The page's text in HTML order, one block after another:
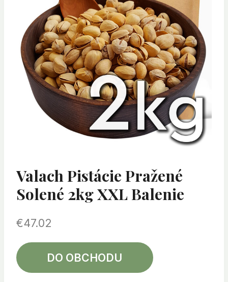
Valach Pistácie Pražené
Solené 2kg XXL Balenie
€47.02
DO OBCHODU